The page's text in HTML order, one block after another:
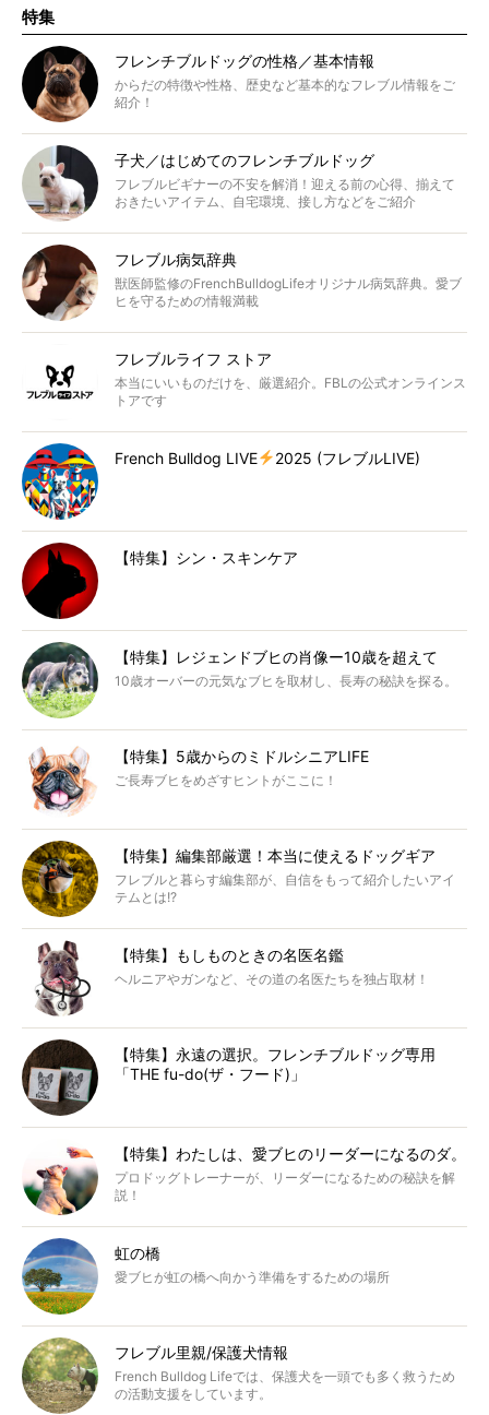
特集
フレンチブルドッグの性格／基本情報
からだの特徴や性格、歴史など基本的なフレブル情報をご
紹介！
子犬／はじめてのフレンチブルドッグ
フレブルビギナーの不安を解消！迎える前の心得、揃えて
おきたいアイテム、自宅環境、接し方などをご紹介
フレブル病気辞典
獣医師監修のFrenchBulldogLifeオリジナル病気辞典。愛ブ
ヒを守るための情報満載
フレブルライフ ストア
本当にいいものだけを、厳選紹介。FBLの公式オンラインス
トアです
French Bulldog LIVE 2025 (フレブルLIVE)
【特集】シン・スキンケア
【特集】レジェンドブヒの肖像ー10歳を超えて
10歳オーバーの元気なブヒを取材し、長寿の秘訣を探る。
【特集】5歳からのミドルシニアLIFE
ご長寿ブヒをめざすヒントがここに！
【特集】編集部厳選！本当に使えるドッグギア
フレブルと暮らす編集部が、自信をもって紹介したいアイ
テムとは!?
【特集】もしものときの名医名鑑
ヘルニアやガンなど、その道の名医たちを独占取材！
【特集】永遠の選択。フレンチブルドッグ専用
「THE fu-do(ザ・フード)」
【特集】わたしは、愛ブヒのリーダーになるのダ。
プロドッグトレーナーが、リーダーになるための秘訣を解
説！
虹の橋
愛ブヒが虹の橋へ向かう準備をするための場所
フレブル里親/保護犬情報
French Bulldog Lifeでは、保護犬を一頭でも多く救うため
の活動支援をしています。